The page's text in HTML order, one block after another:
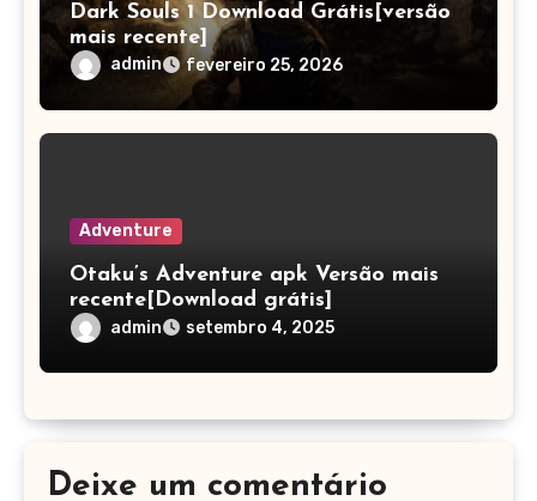
Dark Souls 1 Download Grátis[versão
mais recente]
admin fevereiro 25, 2026
Adventure
Otaku’s Adventure apk Versão mais
recente[Download grátis]
admin setembro 4, 2025
Deixe um comentário